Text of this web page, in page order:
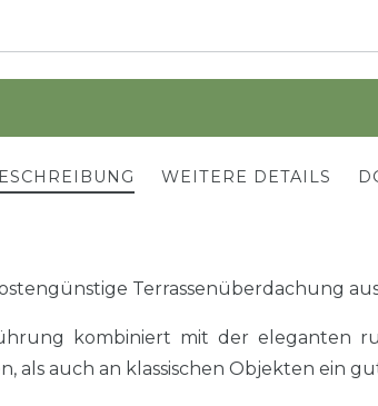
WEITERE DETAILS
Terrassenüberdachung
kombiniert mit der eleganten
als auch an klassischen Objekten ein